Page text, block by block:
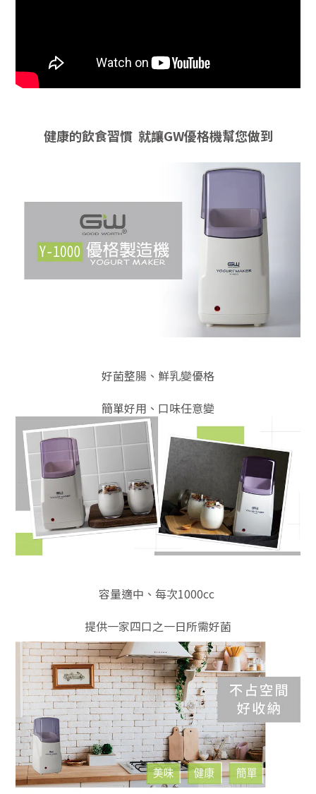
健康的飲食習慣 就讓GW優格機幫您做到
好菌整腸、鮮乳變優格
簡單好用、口味任意變
容量適中、每次1000cc
提供一家四口之一日所需好菌